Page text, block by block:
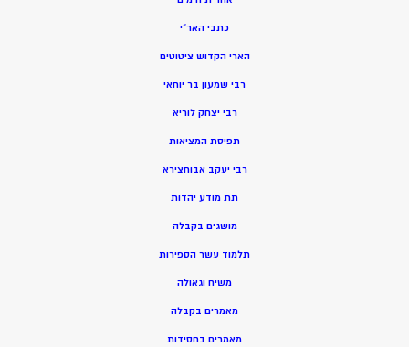
כתבי האר”י
הארי הקדוש ציטוטים
רבי שמעון בר יוחאי
רבי יצחק לוריא
תפיסת המציאות
רבי יעקב אבוחצירא
תת מודע יהדות
מושגים בקבלה
תלמוד עשר הספירות
משיח וגאולה
מאמרים בקבלה
מאמרים בחסידות